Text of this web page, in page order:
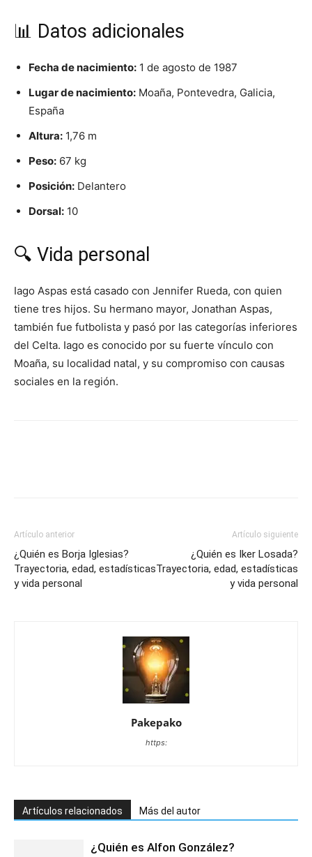
📊 Datos adicionales
Fecha de nacimiento: 1 de agosto de 1987
Lugar de nacimiento: Moaña, Pontevedra, Galicia,
España
Altura: 1,76 m
Peso: 67 kg
Posición: Delantero
Dorsal: 10
🔍 Vida personal
Iago Aspas está casado con Jennifer Rueda, con quien
tiene tres hijos. Su hermano mayor, Jonathan Aspas,
también fue futbolista y pasó por las categorías inferiores
del Celta. Iago es conocido por su fuerte vínculo con
Moaña, su localidad natal, y su compromiso con causas
sociales en la región.
Artículo anterior
¿Quién es Borja Iglesias?
Trayectoria, edad, estadísticas
y vida personal
Artículo siguiente
¿Quién es Iker Losada?
Trayectoria, edad, estadísticas
y vida personal
Pakepako
https:
Artículos relacionados Más del autor
¿Quién es Alfon González?